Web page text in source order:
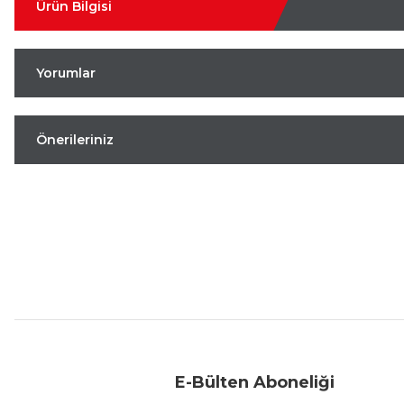
Ürün Bilgisi
Yorumlar
Önerileriniz
E-Bülten Aboneliği